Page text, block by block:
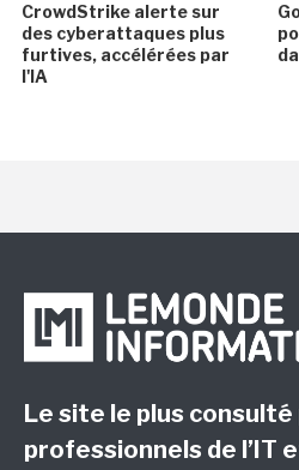
CrowdStrike alerte sur
des cyberattaques plus
furtives, accélérées par
l'IA
Le site le plus consulté
professionnels de l’IT